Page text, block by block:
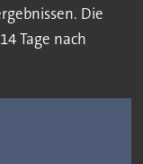
Die
Tage nach